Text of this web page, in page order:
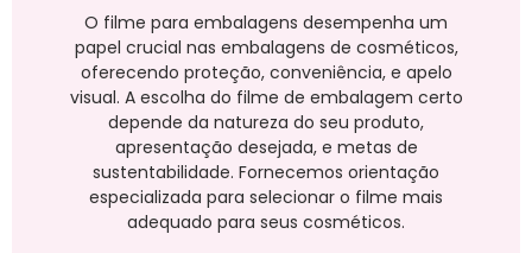
O filme para embalagens desempenha um
papel crucial nas embalagens de cosméticos,
oferecendo proteção, conveniência, e apelo
visual. A escolha do filme de embalagem certo
depende da natureza do seu produto,
apresentação desejada, e metas de
sustentabilidade. Fornecemos orientação
especializada para selecionar o filme mais
adequado para seus cosméticos.